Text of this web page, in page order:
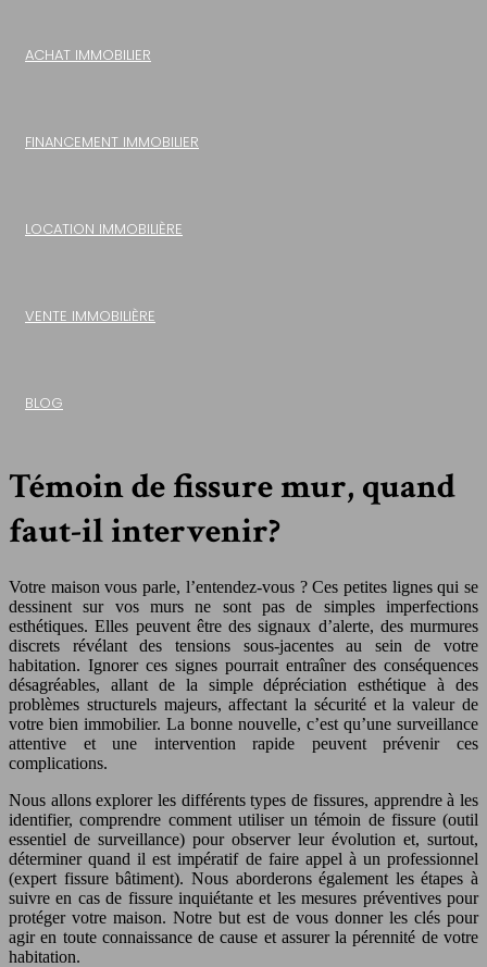
ACHAT IMMOBILIER
FINANCEMENT IMMOBILIER
LOCATION IMMOBILIÈRE
VENTE IMMOBILIÈRE
BLOG
Témoin de fissure mur, quand
faut-il intervenir?
Votre maison vous parle, l’entendez-vous ? Ces petites lignes qui se
dessinent sur vos murs ne sont pas de simples imperfections
esthétiques. Elles peuvent être des signaux d’alerte, des murmures
discrets révélant des tensions sous-jacentes au sein de votre
habitation. Ignorer ces signes pourrait entraîner des conséquences
désagréables, allant de la simple dépréciation esthétique à des
problèmes structurels majeurs, affectant la sécurité et la valeur de
votre bien immobilier. La bonne nouvelle, c’est qu’une surveillance
attentive et une intervention rapide peuvent prévenir ces
complications.
Nous allons explorer les différents types de fissures, apprendre à les
identifier, comprendre comment utiliser un témoin de fissure (outil
essentiel de surveillance) pour observer leur évolution et, surtout,
déterminer quand il est impératif de faire appel à un professionnel
(expert fissure bâtiment). Nous aborderons également les étapes à
suivre en cas de fissure inquiétante et les mesures préventives pour
protéger votre maison. Notre but est de vous donner les clés pour
agir en toute connaissance de cause et assurer la pérennité de votre
habitation.